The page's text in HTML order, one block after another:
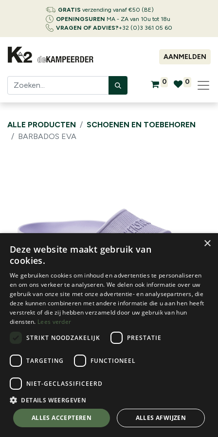
GRATIS verzending vanaf €50 (BE)
OPENINGSUREN MA - ZA van 10u tot 18u
VRAGEN OF ADVIES?+32 (0)3 361 05 60
AANMELDEN
0 0
ALLE PRODUCTEN
SCHOENEN EN TOEBEHOREN
BARBADOS EVA
Birkenstock
Barbados Eva
Purple Fog
Kies een maat
💬 Stel je vraag over dit product via WhatsApp
×
Deze website maakt gebruik van
cookies.
We gebruiken cookies om inhoud en advertenties te personaliseren
en om ons verkeer te analyseren. We delen ook informatie over uw
gebruik van onze site met onze advertentie- en analysepartners, die
deze kunnen combineren met andere informatie die u aan hen heeft
verstrekt of die zij hebben verzameld door uw gebruik van hun
diensten. Lees verder
STRIKT NOODZAKELIJK
PRESTATIE
TARGETING FUNCTIONEEL
NIET-GECLASSIFICEERD
DETAILS WEERGEVEN
ALLES ACCEPTEREN ALLES AFWIJZEN